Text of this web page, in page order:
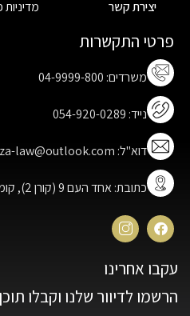
יצירת קשר
מדיניות
פרטי התקשרות
משרדים: 04-9999-800
נייד: 054-920-0289
דוא"ל: luiza-law@outlook.com
כתובת: אחד העם 9 (קורן 2), קומה 6, חדרה
עקבו אחרינו
הרשמו לדיוור שלנו וקבלו